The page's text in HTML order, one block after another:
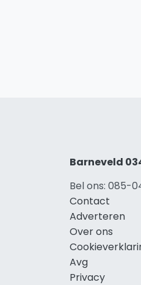
Barneveld
Bel ons: 085-
Contact
Adverteren
Over ons
Avg
Privacy